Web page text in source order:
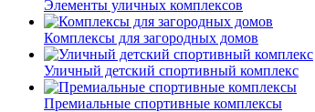
Элементы уличных комплексов
Комплексы для загородных домов
Уличный детский спортивный комплекс
Премиальные спортивные комплексы